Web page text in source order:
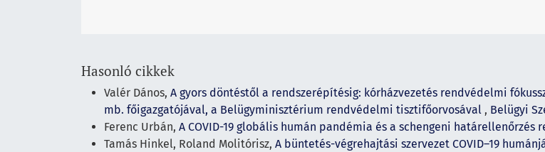
Hasonló cikkek
Valér Dános, A gyors döntéstől a rendszerépítésig: kórházvezetés rendvédelmi
mb. főigazgatójával, a Belügyminisztérium rendvédelmi tisztifőorvosával , Belügyi
Ferenc Urbán, A COVID-19 globális humán pandémia és a schengeni határellenőrzés
Tamás Hinkel, Roland Molitórisz, A büntetés-végrehajtási szervezet COVID–19